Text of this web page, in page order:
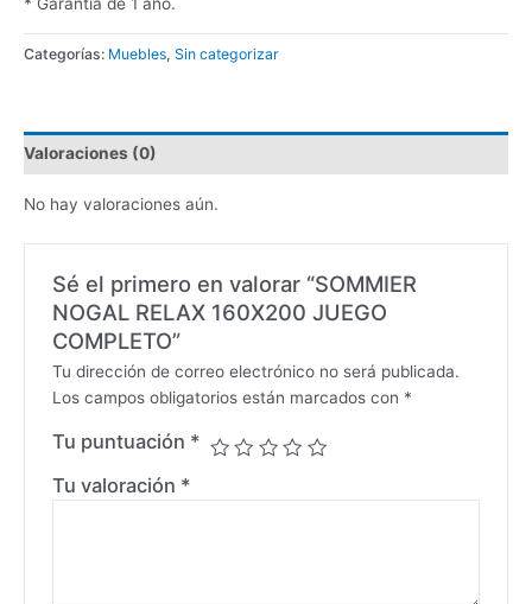
Categorías: Muebles, Sin categorizar
Valoraciones (0)
No hay valoraciones aún.
Sé el primero en valorar “SOMMIER
NOGAL RELAX 160X200 JUEGO
COMPLETO”
Tu dirección de correo electrónico no será publicada.
Los campos obligatorios están marcados con *
Tu puntuación *
Tu valoración *